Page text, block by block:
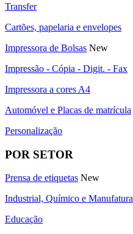
Transfer
Cartões, papelaria e envelopes
Impressora de Bolsas New
Impressão - Cópia - Digit. - Fax
Impressora a cores A4
Automóvel e Placas de matrícula
Personalização
POR SETOR
Prensa de etiquetas New
Industrial, Químico e Manufatura
Educação